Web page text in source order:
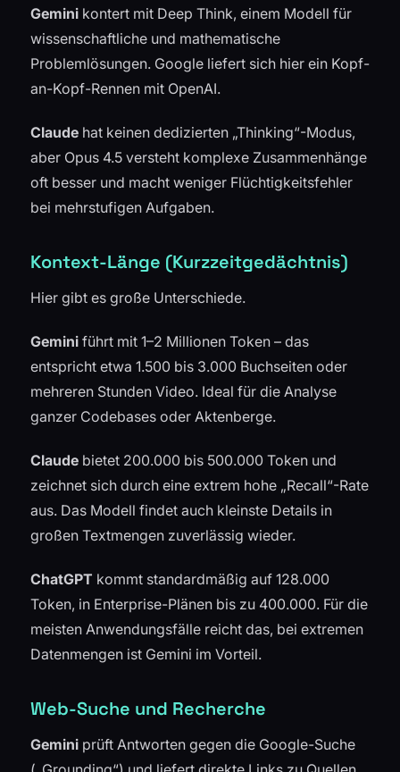
Gemini kontert mit Deep Think, einem Modell für
wissenschaftliche und mathematische
Problemlösungen. Google liefert sich hier ein Kopf-
an-Kopf-Rennen mit OpenAI.
Claude hat keinen dedizierten „Thinking“-Modus,
aber Opus 4.5 versteht komplexe Zusammenhänge
oft besser und macht weniger Flüchtigkeitsfehler
bei mehrstufigen Aufgaben.
Kontext-Länge (Kurzzeitgedächtnis)
Hier gibt es große Unterschiede.
Gemini führt mit 1–2 Millionen Token – das
entspricht etwa 1.500 bis 3.000 Buchseiten oder
mehreren Stunden Video. Ideal für die Analyse
ganzer Codebases oder Aktenberge.
Claude bietet 200.000 bis 500.000 Token und
zeichnet sich durch eine extrem hohe „Recall“-Rate
aus. Das Modell findet auch kleinste Details in
großen Textmengen zuverlässig wieder.
ChatGPT kommt standardmäßig auf 128.000
Token, in Enterprise-Plänen bis zu 400.000. Für die
meisten Anwendungsfälle reicht das, bei extremen
Datenmengen ist Gemini im Vorteil.
Web-Suche und Recherche
Gemini prüft Antworten gegen die Google-Suche